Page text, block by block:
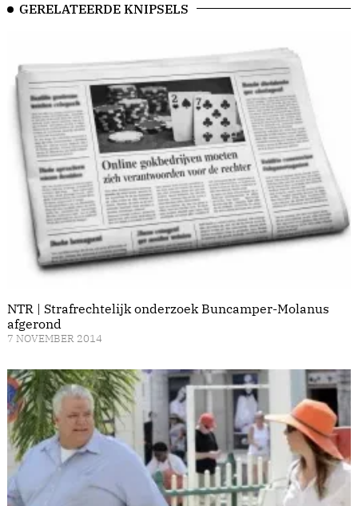
GERELATEERDE KNIPSELS
NTR | Strafrechtelijk onderzoek Buncamper-Molanus
afgerond
7 NOVEMBER 2014